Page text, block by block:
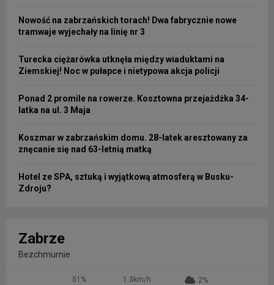
Nowość na zabrzańskich torach! Dwa fabrycznie nowe
tramwaje wyjechały na linię nr 3
Turecka ciężarówka utknęła między wiaduktami na
Ziemskiej! Noc w pułapce i nietypowa akcja policji
Ponad 2 promile na rowerze. Kosztowna przejażdżka 34-
latka na ul. 3 Maja
Koszmar w zabrzańskim domu. 28-latek aresztowany za
znęcanie się nad 63-letnią matką
Hotel ze SPA, sztuką i wyjątkową atmosferą w Busku-
Zdroju?
Zabrze
Bezchmurnie
51% 1.3km/h 2%